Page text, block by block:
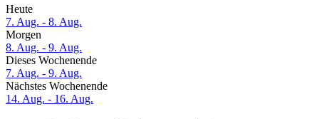
Heute
7. Aug. - 8. Aug.
Morgen
8. Aug. - 9. Aug.
Dieses Wochenende
7. Aug. - 9. Aug.
Nächstes Wochenende
14. Aug. - 16. Aug.